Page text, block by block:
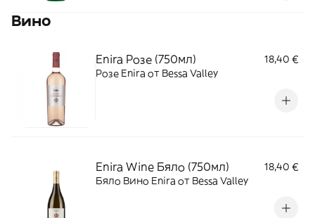
Вино
Enira Розе (750мл)
18,40 €
Розе Enira от Bessa Valley
Enira Wine Бяло (750мл)
18,40 €
Бяло Вино Enira от Bessa Valley